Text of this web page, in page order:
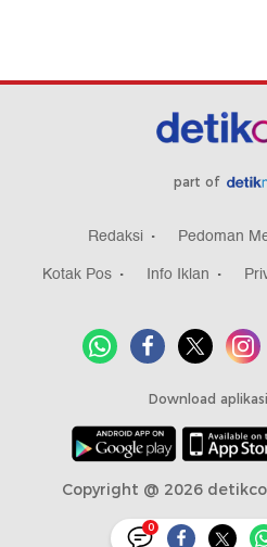
0
part of
Redaksi Pedoman
Kotak Pos
Info Iklan
Download
Copyright @ 2026